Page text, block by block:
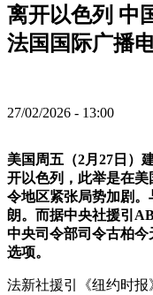
离开以色列 中
法国国际广播
27/02/2026 - 13:00
美国周五（2月27日）
开以色列，此举是在美
令地区紧张局势加剧
朗。而据中央社援引
中央司令部司令古柏
选项。
法新社援引《纽约时报